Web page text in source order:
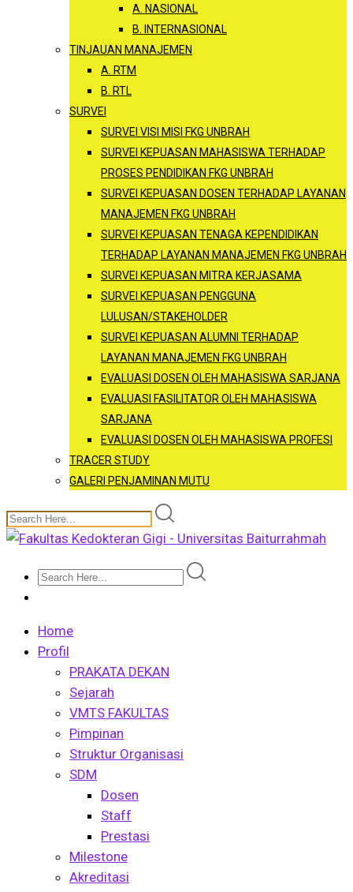
A. NASIONAL
B. INTERNASIONAL
TINJAUAN MANAJEMEN
A. RTM
B. RTL
SURVEI
SURVEI VISI MISI FKG UNBRAH
SURVEI KEPUASAN MAHASISWA TERHADAP
PROSES PENDIDIKAN FKG UNBRAH
SURVEI KEPUASAN DOSEN TERHADAP LAYANAN
MANAJEMEN FKG UNBRAH
SURVEI KEPUASAN TENAGA KEPENDIDIKAN
TERHADAP LAYANAN MANAJEMEN FKG UNBRAH
SURVEI KEPUASAN MITRA KERJASAMA
SURVEI KEPUASAN PENGGUNA
LULUSAN/STAKEHOLDER
SURVEI KEPUASAN ALUMNI TERHADAP
LAYANAN MANAJEMEN FKG UNBRAH
EVALUASI DOSEN OLEH MAHASISWA SARJANA
EVALUASI FASILITATOR OLEH MAHASISWA
SARJANA
EVALUASI DOSEN OLEH MAHASISWA PROFESI
TRACER STUDY
GALERI PENJAMINAN MUTU
Home
Profil
PRAKATA DEKAN
Sejarah
VMTS FAKULTAS
Pimpinan
Struktur Organisasi
SDM
Dosen
Staff
Prestasi
Milestone
Akreditasi